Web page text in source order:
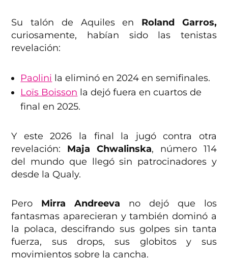
Su talón de Aquiles en Roland Garros,
curiosamente, habían sido las tenistas
revelación:
Paolini la eliminó en 2024 en semifinales.
Loïs Boisson la dejó fuera en cuartos de
final en 2025.
Y este 2026 la final la jugó contra otra
revelación: Maja Chwalinska, número 114
del mundo que llegó sin patrocinadores y
desde la Qualy.
Pero Mirra Andreeva no dejó que los
fantasmas aparecieran y también dominó a
la polaca, descifrando sus golpes sin tanta
fuerza, sus drops, sus globitos y sus
movimientos sobre la cancha.